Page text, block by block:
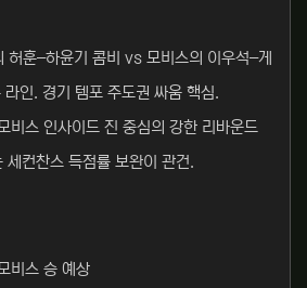
허훈–하윤기 콤비 vs 모비스의 이우석–게
라인. 경기 템포 주도권 싸움 핵심.
비스 인사이드 진 중심의 강한 리바운드
세컨찬스 득점률 보완이 관건.
비스 승 예상